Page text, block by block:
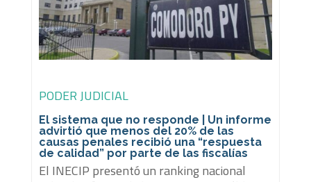
PODER JUDICIAL
El sistema que no responde | Un informe
advirtió que menos del 20% de las
causas penales recibió una “respuesta
de calidad” por parte de las fiscalías
El INECIP presentó un ranking nacional